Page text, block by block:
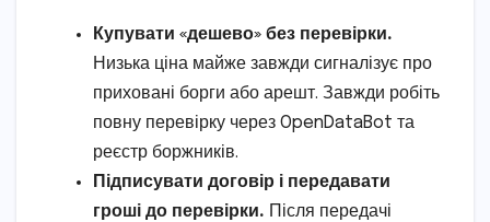
Купувати «дешево» без перевірки.
Низька ціна майже завжди сигналізує про
приховані борги або арешт. Завжди робіть
повну перевірку через OpenDataBot та
реєстр боржників.
Підписувати договір і передавати
гроші до перевірки. Після передачі